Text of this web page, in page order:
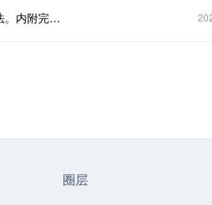
什么是AVL树算法？详述AVL树算法的原理？用C语言实现AVL树算法。内附完整代码。
圈层